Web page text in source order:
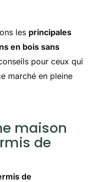
les principales
en bois sans
pour ceux qui
marché en pleine
maison
de
de